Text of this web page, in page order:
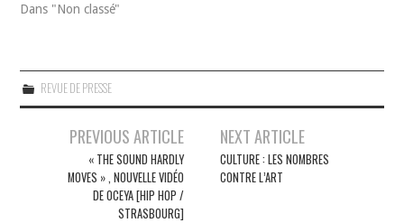
Dans "Non classé"
REVUE DE PRESSE
Navigation
articles
PREVIOUS ARTICLE
« THE SOUND HARDLY
MOVES » , NOUVELLE VIDÉO
DE OCEYA [HIP HOP /
STRASBOURG]
NEXT ARTICLE
CULTURE : LES NOMBRES
CONTRE L’ART